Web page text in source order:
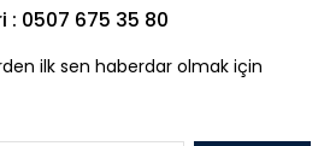
: 0507 675 35 80
ilk sen haberdar olmak için